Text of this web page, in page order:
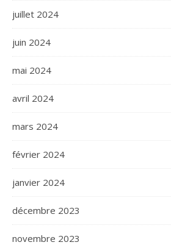
juillet 2024
juin 2024
mai 2024
avril 2024
mars 2024
février 2024
janvier 2024
décembre 2023
novembre 2023